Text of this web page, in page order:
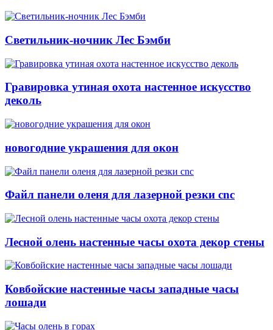
Светильник-ночник Лес Бэмби
Гравировка утиная охота настенное искусство
деколь
новогодние украшения для окон
Файл панели оленя для лазерной резки cnc
Лесной олень настенные часы охота декор стены
Ковбойские настенные часы западные часы
лошади